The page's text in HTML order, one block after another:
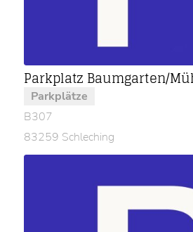
Parkplatz Baumgarten/
Parkplätze
B307
83259 Schleching